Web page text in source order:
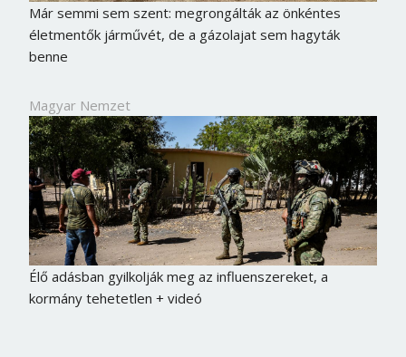
Már semmi sem szent: megrongálták az önkéntes
életmentők járművét, de a gázolajat sem hagyták
benne
Magyar Nemzet
Élő adásban gyilkolják meg az influenszereket, a
kormány tehetetlen + videó